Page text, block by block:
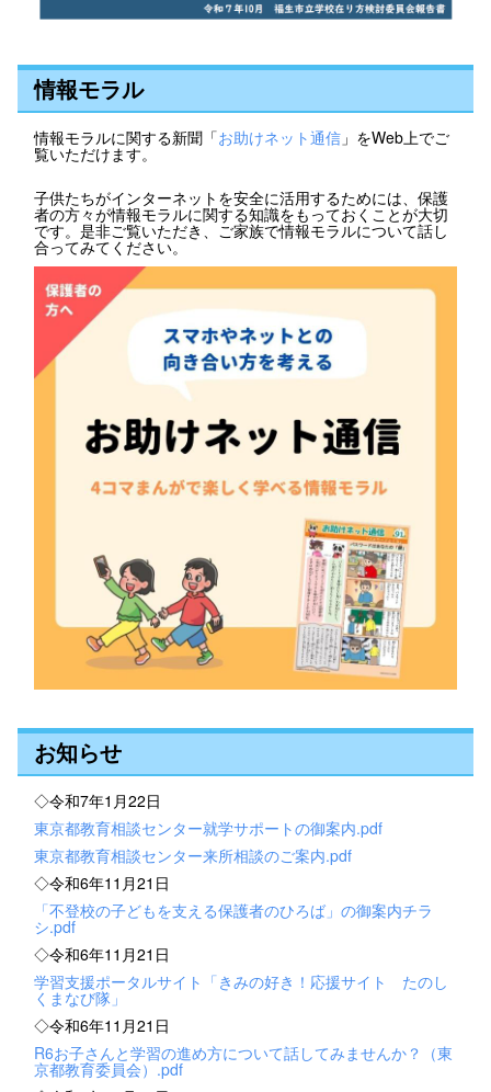
情報モラル
情報モラルに関する新聞「お助けネット通信 」をWeb上でご
覧いただけます。
子供たちがインターネットを安全に活用するためには、保護
者の方々が情報モラルに関する知識をもっておくことが大切
です。是非ご覧いただき、ご家族で情報モラルについて話し
合ってみてください。
お知らせ
◇令和7年1月22日
東京都教育相談センター就学サポートの御案内.pdf
東京都教育相談センター来所相談のご案内.pdf
◇令和6年11月21日
「不登校の子どもを支える保護者のひろば」の御案内チラ
シ.pdf
◇令和6年11月21日
学習支援ポータルサイト「きみの好き！応援サイト たのし
くまなび隊」
◇令和6年11月21日
R6お子さんと学習の進め方について話してみませんか？（東
京都教育委員会）.pdf